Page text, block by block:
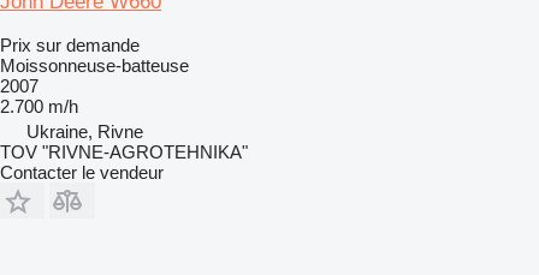
Prix sur demande
Moissonneuse-batteuse
2007
2.700 m/h
Ukraine, Rivne
TOV "RIVNE-AGROTEHNIKA"
Contacter le vendeur